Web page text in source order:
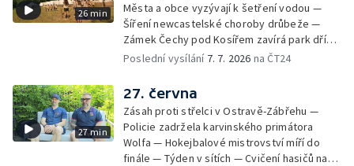
26 min
Města a obce vyzývají k šetření vodou —
Šíření newcastelské choroby drůbeže —
Zámek Čechy pod Kosířem zavírá park dříve
— Začíná hlavní turistická sezóna v MS kraji
150 let od narození Jana Čapka
Poslední vysílání 7. 7. 2026 na ČT24
27 min
27. června
Zásah proti střelci v Ostravě-Zábřehu —
Policie zadržela karvinského primátora
Wolfa — Hokejbalové mistrovství míří do
finále — Týden v sítích — Cvičení hasičů na